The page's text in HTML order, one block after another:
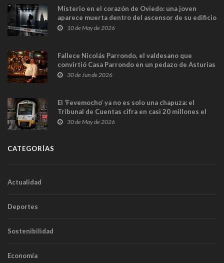
Misterio en el corazón de Oviedo: una joven
aparece muerta dentro del ascensor de su edificio
y las cámaras captan sus últimos minutos
10 de May de 2026
Fallece Nicolás Parrondo, el valdesano que
convirtió Casa Parrondo en un pedazo de Asturias
en Madrid
30 de Jun de 2026
El ‘Fevemocho’ ya no es solo una chapuza: el
Tribunal de Cuentas cifra en casi 20 millones el
sobrecoste de los trenes que no cabían por los
30 de May de 2026
CATEGORÍAS
Actualidad
Deportes
Sostenibilidad
Economía